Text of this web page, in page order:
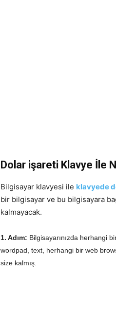
Dolar işareti Klavye İle
Bilgisayar klavyesi ile klavyede
bir bilgisayar ve bu bilgisayara
kalmayacak.
1. Adım: Bilgisayarınızda herhangi
wordpad, text, herhangi bir web
size kalmış.